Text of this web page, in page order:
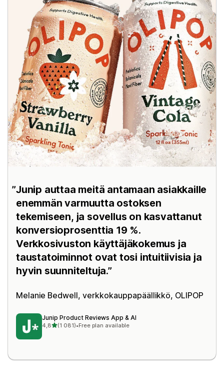
Junip auttaa meitä antamaan asiakkaille
enemmän varmuutta ostoksen
tekemiseen, ja sovellus on kasvattanut
konversioprosenttia 19 %.
Verkkosivuston käyttäjäkokemus ja
taustatoiminnot ovat tosi intuitiivisia ja
hyvin suunniteltuja.
Melanie Bedwell, verkkokauppapäällikkö, OLIPOP
Junip Product Reviews App & AI
4,8/ 5 tähteä
(1 081)
1081 arvostelua yhteensä
•Free plan available